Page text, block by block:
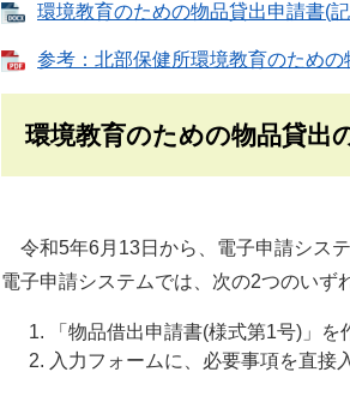
環境教育のための物品貸出申請書(
参考：北部保健所環境教育のため
環境教育のための物品貸出
令和5年6月13日から、電子申請システ
電子申請システムでは、次の2つのいず
「物品借出申請書(様式第1号)」
入力フォームに、必要事項を直